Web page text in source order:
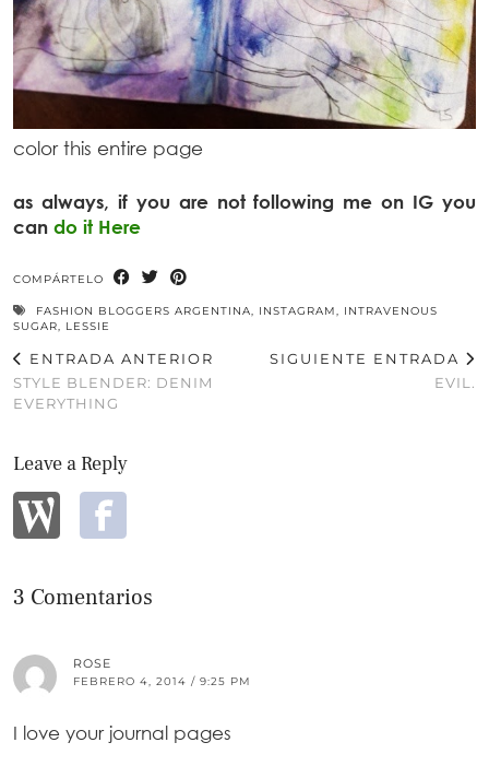
color this entire page
as always, if you are not following me on IG you
can do it Here
COMPÁRTELO
FASHION BLOGGERS ARGENTINA, INSTAGRAM, INTRAVENOUS
SUGAR, LESSIE
ENTRADA ANTERIOR
STYLE BLENDER: DENIM
EVERYTHING
SIGUIENTE ENTRADA
EVIL.
Leave a Reply
3 Comentarios
ROSE
FEBRERO 4, 2014 / 9:25 PM
I love your journal pages